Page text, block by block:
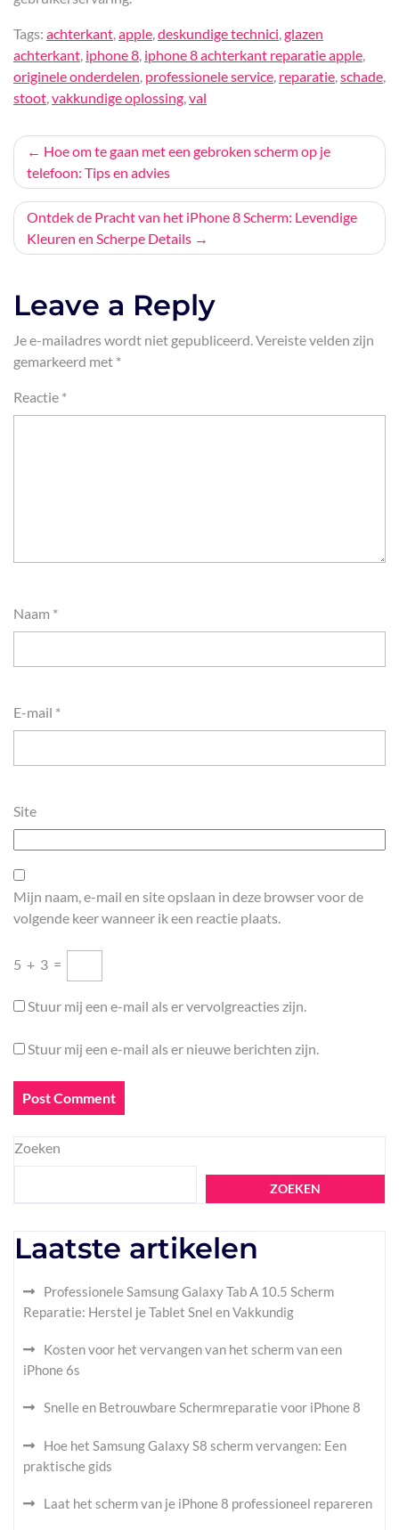
Tags: achterkant,apple,deskundige technici,glazen
achterkant, iphone 8, iphone 8 achterkant reparatie apple,
originele onderdelen, professionele service, reparatie,schade,
stoot,vakkundige oplossing,val
Bericht
navigatie
Hoe om te gaan met een gebroken scherm op je
telefoon: Tips en advies
Ontdek de Pracht van het iPhone 8 Scherm: Levendige
Kleuren en Scherpe Details
Leave a Reply
Je e-mailadres wordt niet gepubliceerd.Vereiste velden zijn
gemarkeerd met *
Reactie *
Naam *
E-mail *
Site
Mijn naam, e-mail en site opslaan in deze browser voor de
volgende keer wanneer ik een reactie plaats.
5 + 3 =
Stuur mij een e-mail als er vervolgreacties zijn.
Stuur mij een e-mail als er nieuwe berichten zijn.
Zoeken
ZOEKEN
Laatste artikelen
Professionele Samsung Galaxy Tab A 10.5 Scherm
Reparatie: Herstel je Tablet Snel en Vakkundig
Kosten voor het vervangen van het scherm van een
iPhone 6s
Snelle en Betrouwbare Schermreparatie voor iPhone 8
Hoe het Samsung Galaxy S8 scherm vervangen: Een
praktische gids
Laat het scherm van je iPhone 8 professioneel repareren